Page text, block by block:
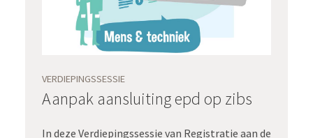
VERDIEPINGSSESSIE
Aanpak aansluiting epd op zibs
In deze Verdiepingssessie van Registratie aan de